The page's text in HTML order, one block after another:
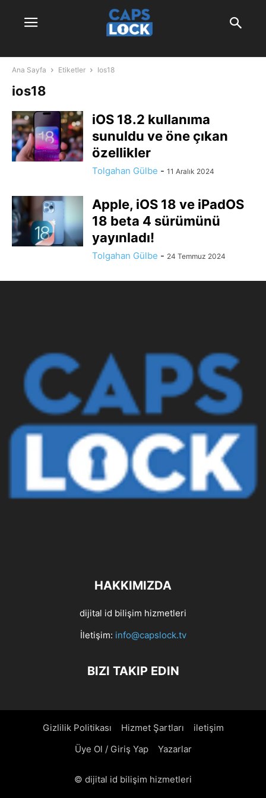
Ana Sayfa Etiketler Ios18
ios18
iOS 18.2 kullanıma
sunuldu ve öne çıkan
özellikler
Tolgahan Gülbe - 11 Aralık 2024
Apple, iOS 18 ve iPadOS
18 beta 4 sürümünü
yayınladı!
Tolgahan Gülbe - 24 Temmuz 2024
HAKKIMIZDA
dijital id bilişim hizmetleri
İletişim: info@capslock.tv
BIZI TAKIP EDIN
Gizlilik Politikası Hizmet Şartları
iletişim
Üye Ol / Giriş Yap
Yazarlar
© dijital id bilişim hizmetleri